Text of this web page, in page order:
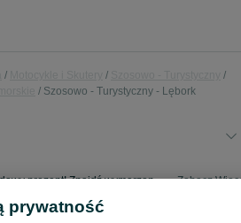
Szosowo - Turystyczny - Lębork
Już teraz spraw sobie odjazdowy prezent! Znajdź wymarzonego dwuślada w kategorii Szosowo - Turystyczny na OLX - Lębork i okolice! Zobacz
prywatność